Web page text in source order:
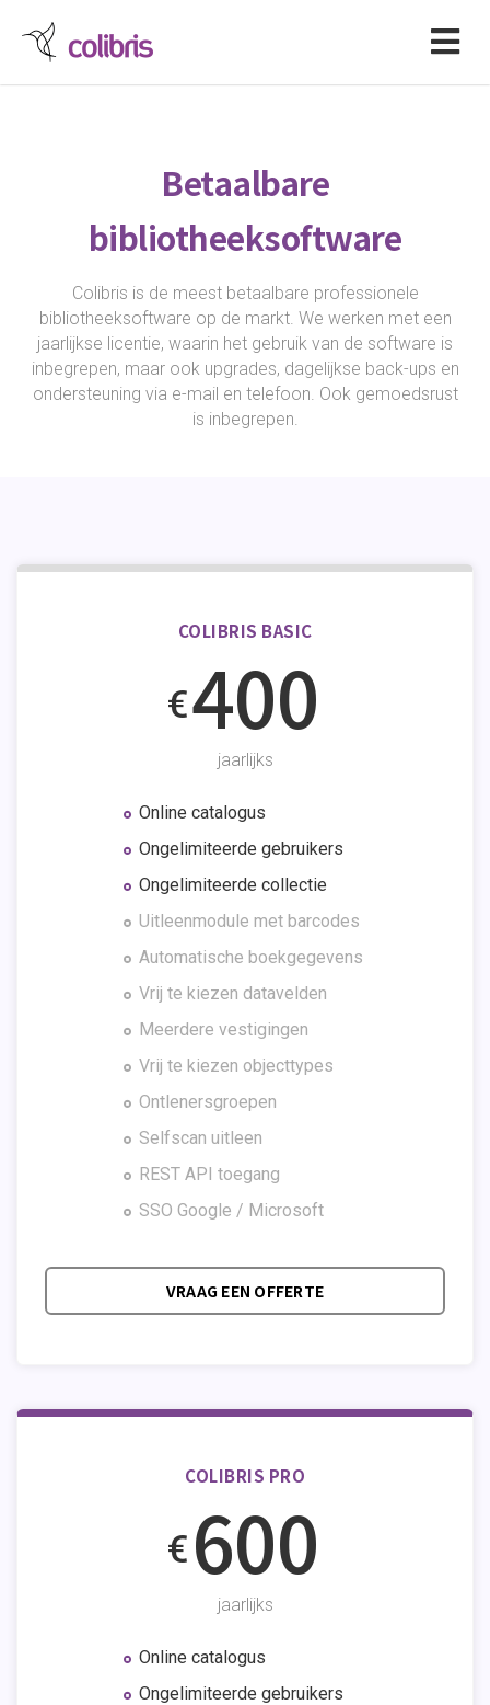
Betaalbare
bibliotheeksoftware
Colibris is de meest betaalbare professionele
bibliotheeksoftware op de markt. We werken met een
jaarlijkse licentie, waarin het gebruik van de software is
inbegrepen, maar ook upgrades, dagelijkse back-ups en
ondersteuning via e-mail en telefoon. Ook gemoedsrust
is inbegrepen.
COLIBRIS BASIC
€400
jaarlijks
Online catalogus
Ongelimiteerde gebruikers
Ongelimiteerde collectie
Uitleenmodule met barcodes
Automatische boekgegevens
Vrij te kiezen datavelden
Meerdere vestigingen
Vrij te kiezen objecttypes
Ontlenersgroepen
Selfscan uitleen
REST API toegang
SSO Google / Microsoft
VRAAG EEN OFFERTE
COLIBRIS PRO
€600
jaarlijks
Online catalogus
Ongelimiteerde gebruikers